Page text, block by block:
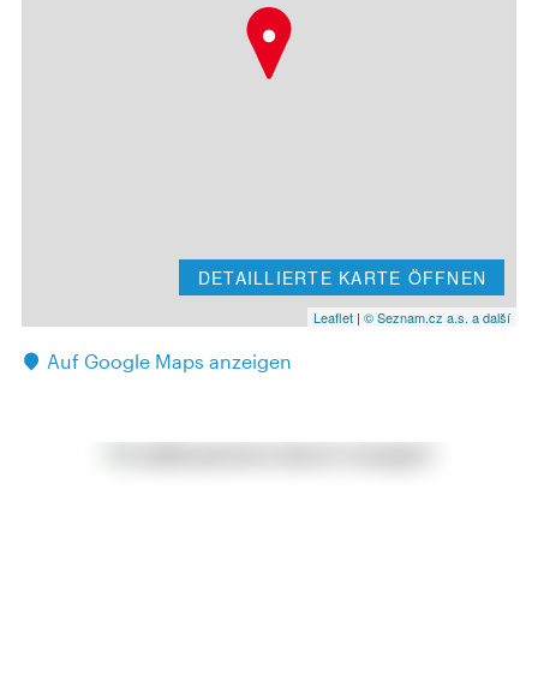
DETAILLIERTE KARTE ÖFFNEN
Leaflet | © Seznam.cz a.s. a další
Auf Google Maps anzeigen